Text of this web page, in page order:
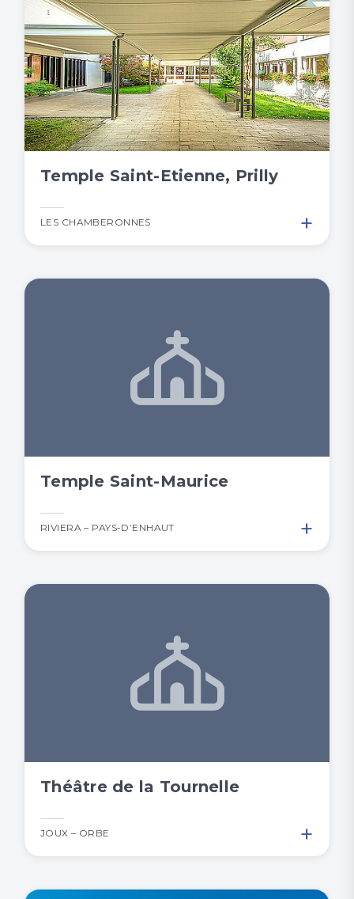
Temple Saint-Etienne, Prilly
LES CHAMBERONNES +
Temple Saint-Maurice
RIVIERA – PAYS-D’ENHAUT +
Théâtre de la Tournelle
JOUX – ORBE +